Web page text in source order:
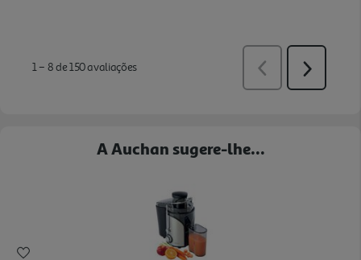
A Auchan sugere-lhe...